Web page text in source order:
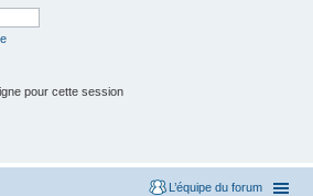
pour cette session
L’équipe du forum